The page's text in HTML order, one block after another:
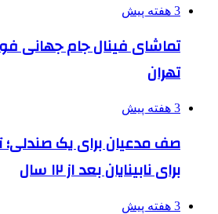
3 هفته پیش
تماشای فینال جام جهانی
تهران
3 هفته پیش
صف مدعیان برای یک صندلی؛
برای نابینایان بعد از ۱۲ سال
3 هفته پیش